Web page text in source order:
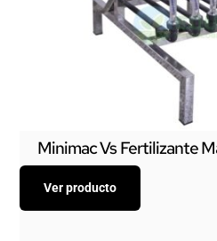
Minimac Vs Fertilizante
Ver producto